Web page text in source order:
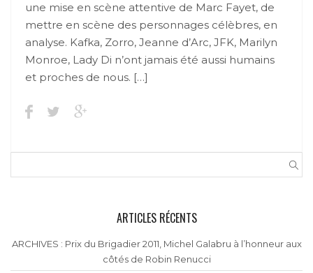
une mise en scène attentive de Marc Fayet, de
mettre en scène des personnages célèbres, en
analyse. Kafka, Zorro, Jeanne d’Arc, JFK, Marilyn
Monroe, Lady Di n’ont jamais été aussi humains
et proches de nous. […]
ARTICLES RÉCENTS
ARCHIVES : Prix du Brigadier 2011, Michel Galabru à l’honneur aux
côtés de Robin Renucci